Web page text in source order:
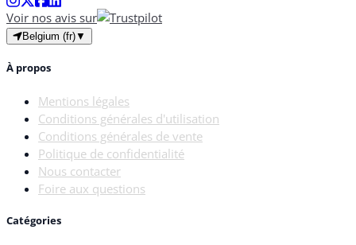
Voir nos avis sur
Belgium (fr)▼
À propos
Mentions légales
Conditions générales d'utilisation
Conditions générales de vente
Politique de confidentialité
Nous contacter
Foire aux questions
Catégories